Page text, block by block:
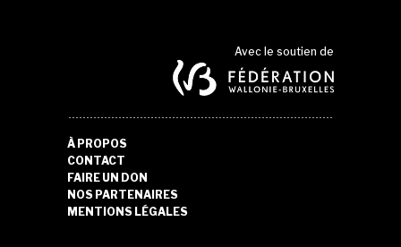
Avec le soutien de
À PROPOS
CONTACT
FAIRE UN DON
NOS PARTENAIRES
MENTIONS LÉGALES